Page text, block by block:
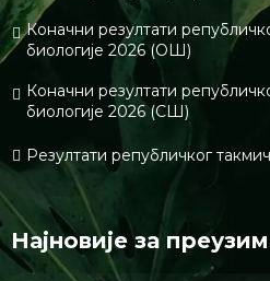
Коначни резултати
биологије 2026 (ОШ)
Коначни резултати
биологије 2026 (СШ)
Резултати републичког
Најновије за